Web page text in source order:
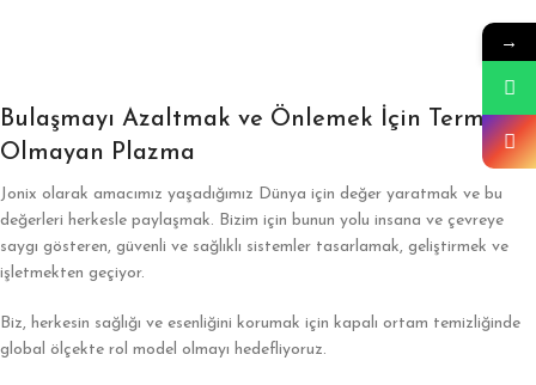
Bulaşmayı Azaltmak ve Önlemek İçin Termal
Olmayan Plazma
Jonix olarak amacımız yaşadığımız Dünya için değer yaratmak ve bu
değerleri herkesle paylaşmak. Bizim için bunun yolu insana ve çevreye
saygı gösteren, güvenli ve sağlıklı sistemler tasarlamak, geliştirmek ve
işletmekten geçiyor.
Biz, herkesin sağlığı ve esenliğini korumak için kapalı ortam temizliğinde
global ölçekte rol model olmayı hedefliyoruz.
→